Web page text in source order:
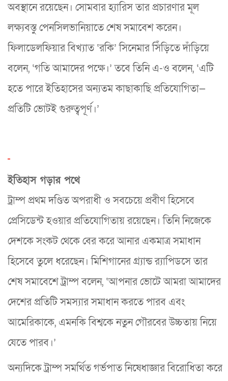
অবস্থানে রয়েছেন। সোমবার হ্যারিস তার প্রচারণার মূল
লক্ষ্যবস্তু পেনসিলভানিয়াতে শেষ সমাবেশ করেন।
ফিলাডেলফিয়ার বিখ্যাত ‘রকি’ সিনেমার সিঁড়িতে দাঁড়িয়ে
বলেন, ‘গতি আমাদের পক্ষে।’ তবে তিনি এ-ও বলেন, ‘এটি
হতে পারে ইতিহাসের অন্যতম কাছাকাছি প্রতিযোগিতা—
প্রতিটি ভোটই গুরুত্বপূর্ণ।’
ইতিহাস গড়ার পথে
ট্রাম্প প্রথম দণ্ডিত অপরাধী ও সবচেয়ে প্রবীণ হিসেবে
প্রেসিডেন্ট হওয়ার প্রতিযোগিতায় রয়েছেন। তিনি নিজেকে
দেশকে সংকট থেকে বের করে আনার একমাত্র সমাধান
হিসেবে তুলে ধরেছেন। মিশিগানের গ্র্যান্ড র‌্যাপিডসে তার
শেষ সমাবেশে ট্রাম্প বলেন, ‘আপনার ভোটে আমরা আমাদের
দেশের প্রতিটি সমস্যার সমাধান করতে পারব এবং
আমেরিকাকে, এমনকি বিশ্বকে নতুন গৌরবের উচ্চতায় নিয়ে
যেতে পারব।’
অন্যদিকে ট্রাম্প সমর্থিত গর্ভপাত নিষেধাজ্ঞার বিরোধিতা করে